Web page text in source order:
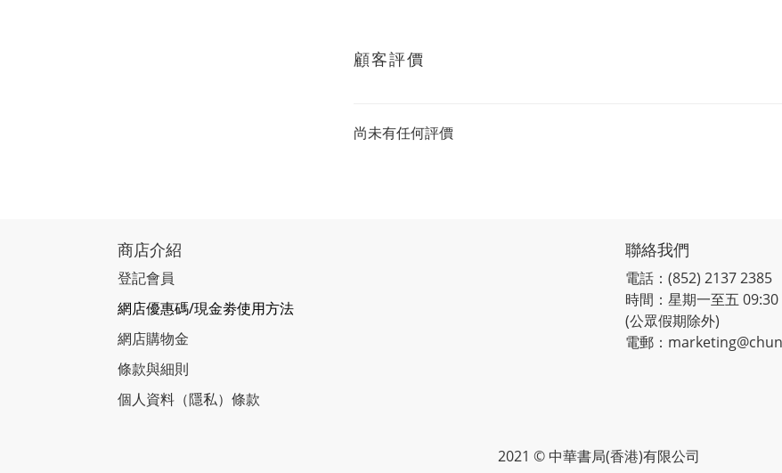
顧客評價
尚未有任何評價
商店介紹
登記會員
網店優惠碼/現金劵使用方法
網店購物金
條款與細則
個人資料（隱私）條款
聯絡我們
電話：(852) 2137 2385
時間：星期一至五
(公眾假期除外)
電郵：
2021 © 中華書局(香港)有限公司